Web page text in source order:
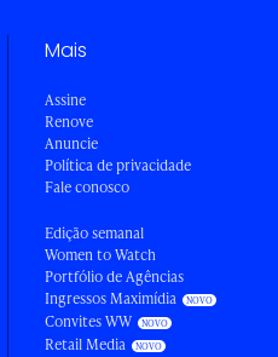
Mais
Assine
Renove
Anuncie
Política de privacidade
Fale conosco
Edição semanal
Women to Watch
Portfólio de Agências
Ingressos Maximídia
Convites WW
Retail Media